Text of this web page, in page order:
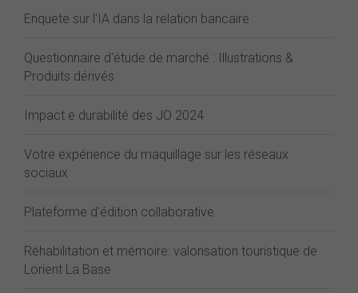
Enquete sur l'IA dans la relation bancaire
Questionnaire d'étude de marché : Illustrations &
Produits dérivés
Impact e durabilité des JO 2024
Votre expérience du maquillage sur les réseaux
sociaux
Plateforme d'édition collaborative
Réhabilitation et mémoire: valorisation touristique de
Lorient La Base